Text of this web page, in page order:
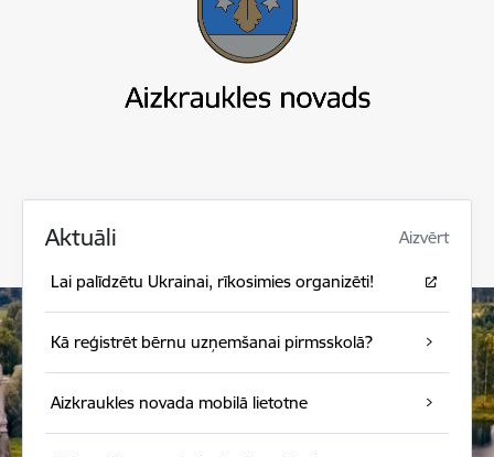
Aktuāli Aizvērt
Lai palīdzētu Ukrainai, rīkosimies organizēti!
Kā reģistrēt bērnu uzņemšanai pirmsskolā?
Aizkraukles novada mobilā lietotne